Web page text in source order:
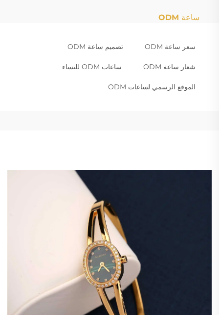
ساعة ODM
سعر ساعة ODM تصميم ساعة ODM
شعار ساعة ODM ساعات ODM للنساء
الموقع الرسمي لساعات ODM